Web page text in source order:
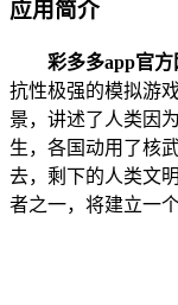
应用简介
彩多多app官
抗性极强的模拟游
景，讲述了人类因
生，各国动用了核
去，剩下的人类文
者之一，将建立一